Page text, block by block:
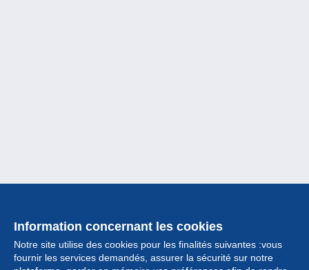
Information concernant les cookies
Notre site utilise des cookies pour les finalités suivantes :vous
fournir les services demandés, assurer la sécurité sur notre